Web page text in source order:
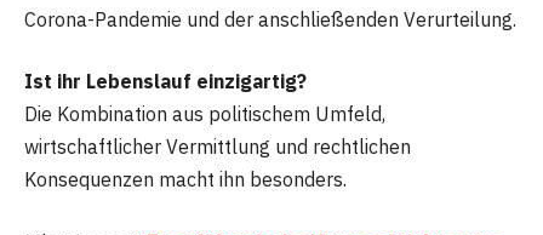
Corona-Pandemie und der anschließenden Verurteilung.
Ist ihr Lebenslauf einzigartig?
Die Kombination aus politischem Umfeld,
wirtschaftlicher Vermittlung und rechtlichen
Konsequenzen macht ihn besonders.